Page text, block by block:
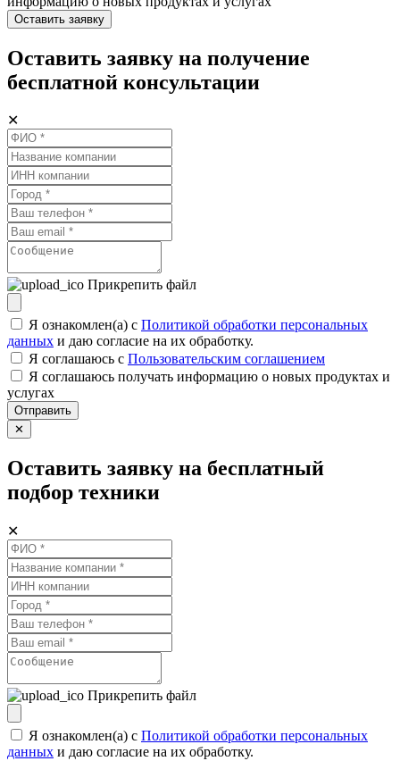
Оставить заявку
Оставить заявку на получение
бесплатной консультации
✕
Прикрепить файл
Я ознакомлен(а) с Политикой обработки персональных
данных и даю согласие на их обработку.
Я соглашаюсь c Пользовательским соглашением
Я соглашаюсь получать информацию о новых продуктах и
услугах
Отправить
✕
Оставить заявку на бесплатный
подбор техники
✕
Прикрепить файл
Я ознакомлен(а) с Политикой обработки персональных
данных и даю согласие на их обработку.